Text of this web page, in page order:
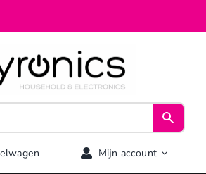
Mijn account